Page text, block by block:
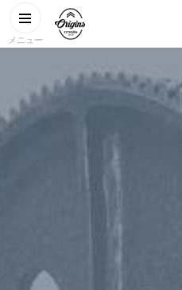
メニュー
CITROËN
ORIGINS